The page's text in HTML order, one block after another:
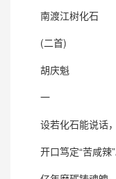
南渡江树化石
(二首)
胡庆魁
一
设若化石能说话，
开口笃定“苦咸辣”